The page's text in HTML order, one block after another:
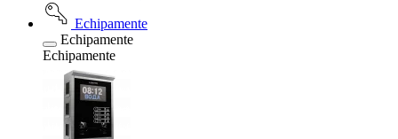
Echipamente
Echipamente
Echipamente